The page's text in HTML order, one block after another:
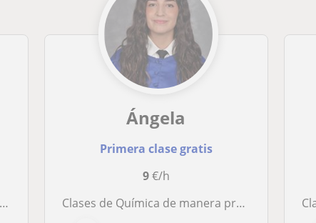
Ángela
Primera clase gratis
9€/h
Clases de Química de manera presencial u online ofertadas por estudiante con experiencia previa. Matrícula de honor en Bachillerato